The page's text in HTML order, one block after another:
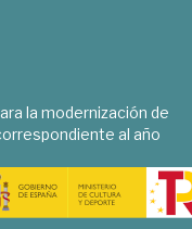
la modernización de
al año